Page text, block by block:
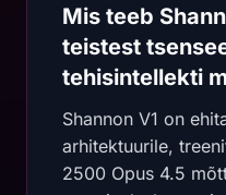
Mis teeb
teistest
tehisintellekti
Shannon V1 on
arhitektuurile,
2500 Opus 4.5